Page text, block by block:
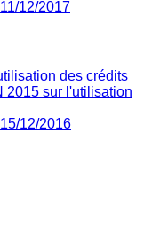
12/2017
des crédits
2015 sur l'utilisation
12/2016